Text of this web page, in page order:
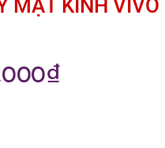
MẶT KÍNH VIVO
₫